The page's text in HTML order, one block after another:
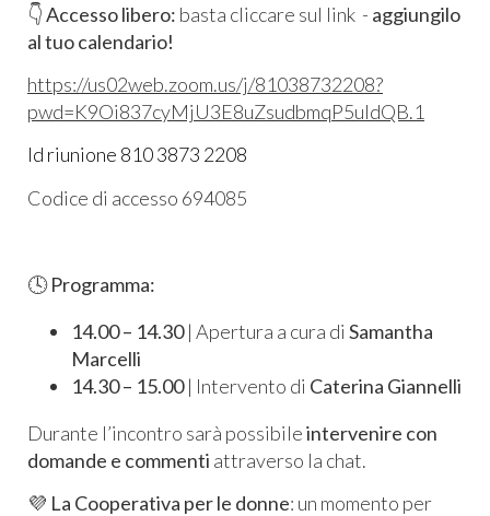
👇Accesso libero: basta cliccare sul link - aggiungilo
al tuo calendario!
https://us02web.zoom.us/j/81038732208?
pwd=K9Oi837cyMjU3E8uZsudbmqP5uldQB.1
Id riunione 810 3873 2208
​Codice di accesso 694085
🕓Programma:
14.00 – 14.30| Apertura a cura di Samantha
Marcelli
14.30 – 15.00| Intervento di Caterina Giannelli
Durante l’incontro sarà possibileintervenire con
domande e commenti attraverso la chat.
💜 La Cooperativa per le donne: un momento per